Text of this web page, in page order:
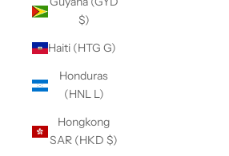
$)
Haiti (HTG G)
Honduras
(HNL L)
Hongkong
SAR (HKD $)